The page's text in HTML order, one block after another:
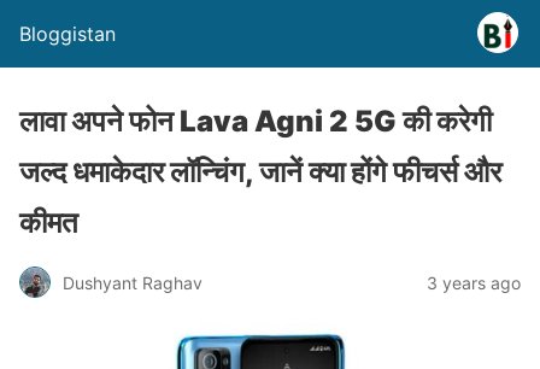
Bloggistan
लावा अपने फोन Lava Agni 2 5G की करेगी
जल्द धमाकेदार लॉन्चिंग, जानें क्या होंगे फीचर्स और
कीमत
Dushyant Raghav 3 years ago